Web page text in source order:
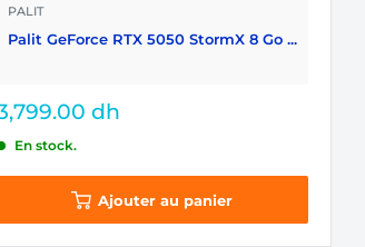
PALIT
Palit GeForce RTX 5050 StormX 8 Go ...
dh
En stock.
Ajouter au panier